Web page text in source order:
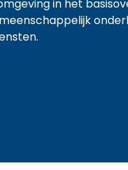
in het